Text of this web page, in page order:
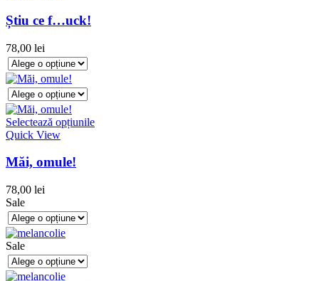
Știu ce f…uck!
78,00 lei
Selectează opțiunile
Quick View
Măi, omule!
78,00 lei
Sale
Sale